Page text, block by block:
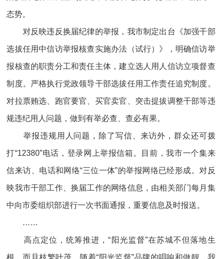
态势。
对反映违反换届纪律的举报，我市制定出台《加强干部
选拔任用中信访举报核查实施办法（试行）》，明确信访举
报核查的职责分工和责任主体，建立选人用人信访立项督查
制度。严格执行党政领导干部选拔任用工作责任追究制度。
对拉票贿选、跑官要官、买官卖官、突击提拔调整干部等违
规违纪用人问题，做到有举必查、查必有果。
举报违规用人问题，除了写信、来访外，群众还可拨
打“12380”电话，登录网上举报信箱。目前，我市一个集来
信来访、电话和网络“三位一体”的举报网络已经形成。对反
映我市干部工作、换届工作的网络信息，由相关部门每月集
中向市委组织部进行一次书面通报，重要信息及时报送。
……
高点定位，统筹推进，“阳光监督”在苏城不但落地生
根，而且枝繁叶茂，随着“阳光监督”品牌的唱响和做靓，我